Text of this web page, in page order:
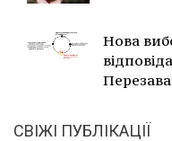
Нова
СВІЖІ ПУБЛІКАЦІЇ